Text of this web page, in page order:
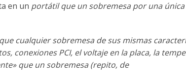
en un portátilque un sobremesa por una única
cualquier sobremesa de sus mismas
conexiones PCI, el voltajeen la placa, la
que un sobremesa (repito, de